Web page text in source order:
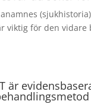
viktig för den vidare
är